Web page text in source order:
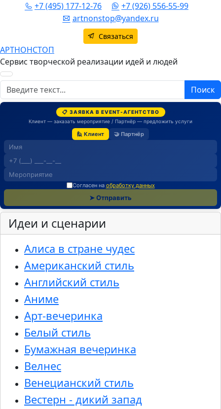
+7 (495) 177-12-76
+7 (926) 556-55-99
artnonstop@yandex.ru
Связаться
АРТНОНСТОП
Сервис творческой реализации идей и людей
Поиск Поиск
📋 ЗАЯВКА В EVENT-АГЕНТСТВО
Клиент — заказать мероприятие / Партнёр — предложить услуги
🙋 Клиент 🤝 Партнёр
Согласен на обработку данных
➤ Отправить
Идеи и сценарии
Алиса в стране чудес
Американский стиль
Английский стиль
Аниме
Арт-вечеринка
Белый стиль
Бумажная вечеринка
Велнес
Венецианский стиль
Вестерн - дикий запад